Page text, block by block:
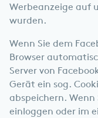
Werbeanzeige auf
wurden.
Wenn Sie dem
Browser
Server von
Gerät ein sog.
abspeichern. Wenn
einloggen oder im